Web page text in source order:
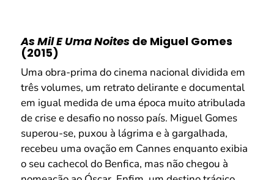
As Mil E Uma Noitesde Miguel Gomes
(2015)
Uma obra-prima do cinema nacional dividida em
três volumes, um retrato delirante e documental
em igual medida de uma época muito atribulada
de crise e desafio no nosso país. Miguel Gomes
superou-se, puxou à lágrima e à gargalhada,
recebeu uma ovação em Cannes enquanto exibia
o seu cachecol do Benfica, mas não chegou à